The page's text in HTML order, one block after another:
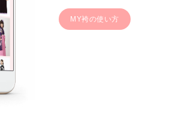
MY袴の使い方